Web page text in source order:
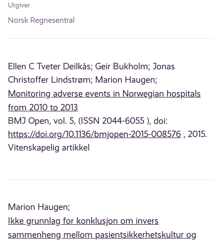
Utgiver
Norsk Regnesentral
Ellen C Tveter Deilkås; Geir Bukholm; Jonas
Christoffer Lindstrøm; Marion Haugen;
Monitoring adverse events in Norwegian hospitals
from 2010 to 2013
BMJ Open, vol. 5, (ISSN 2044-6055 ), doi:
https://doi.org/10.1136/bmjopen-2015-008576 , 2015.
Vitenskapelig artikkel
Marion Haugen;
Ikke grunnlag for konklusjon om invers
sammenheng mellom pasientsikkerhetskultur og